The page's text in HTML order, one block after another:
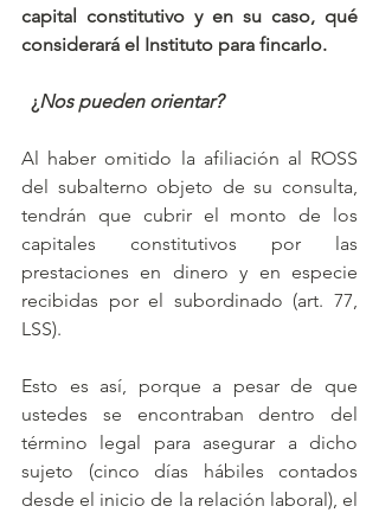
capital constitutivo y en su caso, qué
considerará el Instituto para fincarlo.
  ¿
Nos pueden orientar?
Al haber omitido la afiliación al ROSS
del subalterno objeto de su consulta,
tendrán que cubrir el monto de los
capitales constitutivos por las
prestaciones en dinero y en especie
recibidas por el subordinado (art. 77,
LSS).
Esto es así, porque a pesar de que
ustedes se encontraban dentro del
término legal para asegurar a dicho
sujeto (cinco días hábiles contados
desde el inicio de la relación laboral), el